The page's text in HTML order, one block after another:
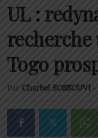
UL :
Togo
Par Charbel SOSSOUVI -